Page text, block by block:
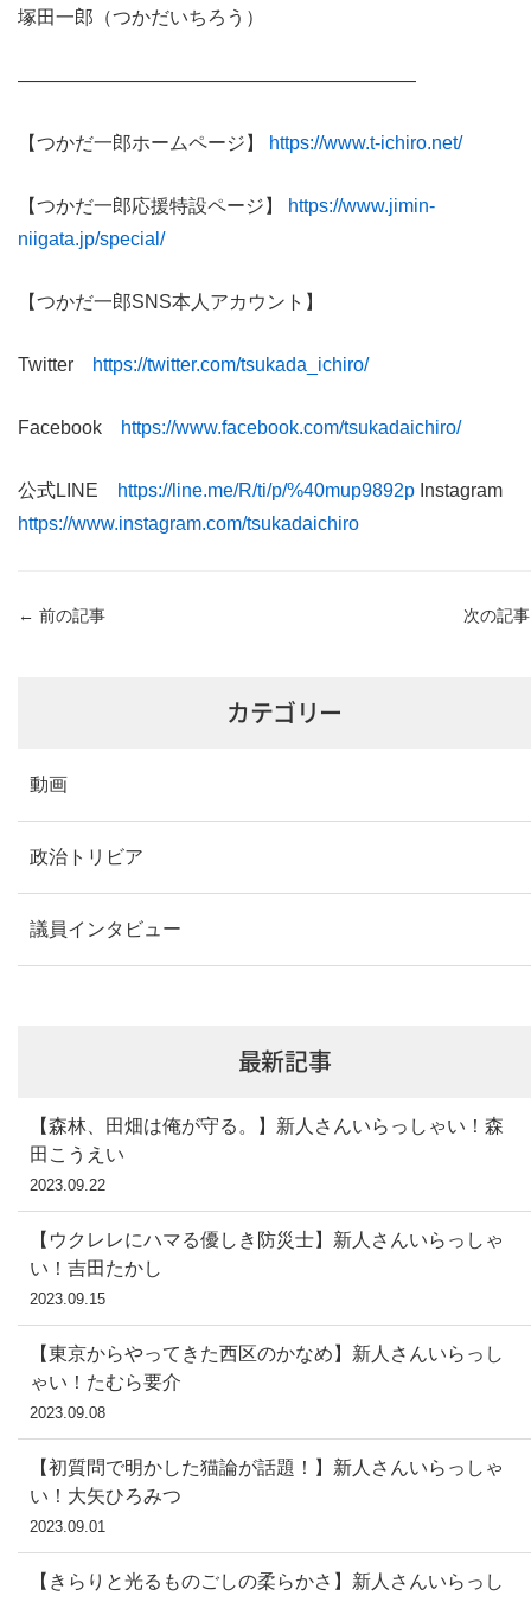
塚田一郎（つかだいちろう）
—————————————————————
【つかだ一郎ホームページ】 https://www.t-ichiro.net/
【つかだ一郎応援特設ページ】
https://www.jimin-
niigata.jp/special/
【つかだ一郎SNS本人アカウント】
Twitter https://twitter.com/tsukada_ichiro/
Facebook https://www.facebook.com/tsukadaichiro/
公式LINE https://line.me/R/ti/p/%40mup9892p Instagram
https://www.instagram.com/tsukadaichiro
← 前の記事 次の記
カテゴリー
動画
政治トリビア
議員インタビュー
最新記事
【森林、田畑は俺が守る。】新人さんいらっしゃい！森
田こうえい
2023.09.22
【ウクレレにハマる優しき防災士】新人さんいらっしゃ
い！吉田たかし
2023.09.15
【東京からやってきた西区のかなめ】新人さんいらっし
ゃい！たむら要介
2023.09.08
【初質問で明かした猫論が話題！】新人さんいらっしゃ
い！大矢ひろみつ
2023.09.01
【きらりと光るものごしの柔らかさ】新人さんいらっし